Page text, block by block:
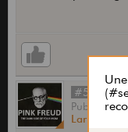
#50
Publié
par
Larry Carton